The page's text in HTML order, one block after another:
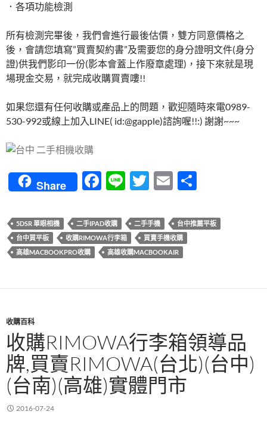
．各項功能檢測
所有檢測完畢後，我們會進行最後估價，雙方同意價格之
後，會請您填寫”買賣契約書”及需要您的身分證明文件(身分
證)供我們影印一份(影本會蓋上作廢章處理)，接下來就是現
場現金交易，就完成收購買賣嘍!!
如果您還有任何收購或產品上的問題，歡迎隨時來電0989-
530-992或線上加入LINE( id:@gapple)諮詢喔!!:) 謝謝~~~
Share
F
e
b
o
k
Li
e
T
itt
er
E
ail
5DSR 單眼相機 二手IPAD收購 二手手機
台中推薦平板
台中買平板
收購RIMOWA行李箱
買賣手機收購
高雄MACBOOKPRO收購
高雄收購MACBOOKAIR
收購百科
收購RIMOWA行李箱領導品
牌,買賣RIMOWA(台北)(台中)
(台南)(高雄)實體門市
2016-07-24